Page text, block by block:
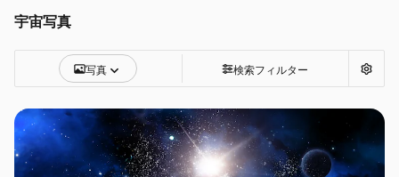
宇宙写真
写真 検索フィルター